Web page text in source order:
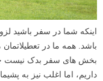
اینکه شما در سفر باشید
باشد. همه ما در
بخش های سفر بدک نیست
داریم، اما اغلب نیز به